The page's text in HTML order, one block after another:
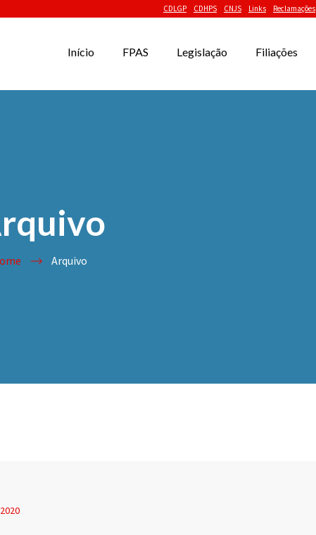
CDLGP CDHPS CNJS Links Reclamações
Início FPAS Legislação Filiações
Arquivo